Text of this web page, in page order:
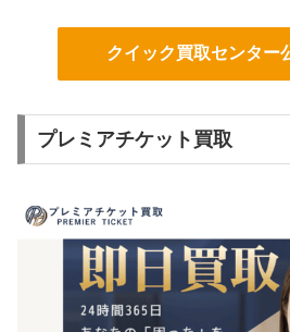
クイック買取センター
プレミアチケット買取